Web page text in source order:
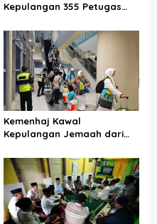
Kepulangan 355 Petugas
Kemenhaj Kawal
Kepulangan Jemaah dari
Akan Didistribusikan di
Tanah Air